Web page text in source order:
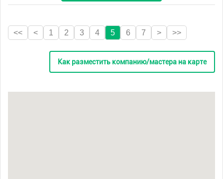
<< < 1 2 3 4 5 6 7 > >>
Как разместить компанию/мастера на карте